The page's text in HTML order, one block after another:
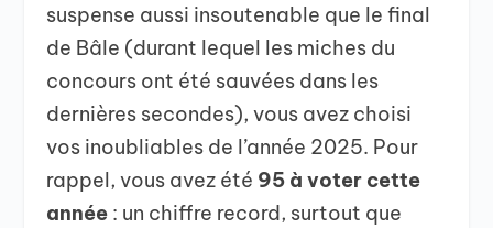
suspense aussi insoutenable que le final
de Bâle (durant lequel les miches du
concours ont été sauvées dans les
dernières secondes), vous avez choisi
vos inoubliables de l’année 2025. Pour
rappel, vous avez été 95 à voter cette
année : un chiffre record, surtout que